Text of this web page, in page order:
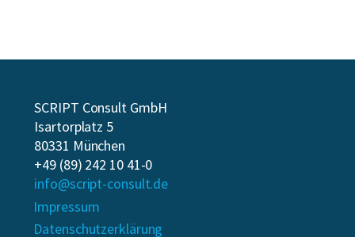
SCRIPT Consult GmbH
Isartorplatz 5
80331 München
+49 (89) 242 10 41-0
info@script-consult.de
Impressum
Datenschutzerklärung